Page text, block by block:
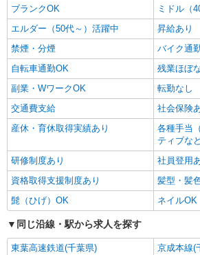
ブランクOK
ミドル（
エルダー（50代～）活躍中
昇給あり
禁煙・分煙
バイク通
自転車通勤OK
残業ほぼ
副業・WワークOK
転勤なし
交通費支給
社会保険
産休・育休取得実績あり
各種手当
ティブな
研修制度あり
社員登用
資格取得支援制度あり
髪型・髪
髭（ひげ）OK
ネイルOK
同じ沿線・駅から求人を探す
東葉高速鉄道(千葉県)
京成本線(